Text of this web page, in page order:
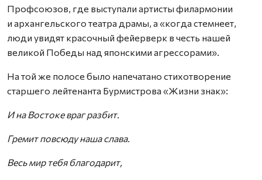
Профсоюзов, где выступали артисты филармонии
и архангельского театра драмы, а «когда стемнеет,
люди увидят красочный фейерверк в честь нашей
великой Победы над японскими агрессорами».
На той же полосе было напечатано стихотворение
старшего лейтенанта Бурмистрова «Жизни знак»:
И на Востоке враг разбит.
Гремит повсюду наша слава.
Весь мир тебя благодарит,